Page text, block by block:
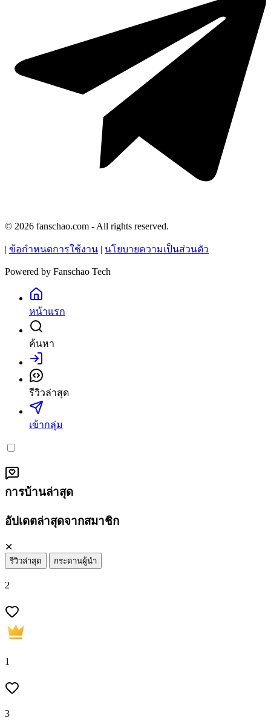
© 2026 fanschao.com - All rights reserved.
ข้อกำหนดการใช้งาน นโยบายความเป็นส่วนตัว
Powered by Fanschao Tech
หน้าแรก
ค้นหา
เข้าสู่ระบบ
รีวิวล่าสุด
เข้ากลุ่ม
การบ้านล่าสุด
อัปเดตล่าสุดจากสมาชิก
✕
รีวิวล่าสุด กระดานผู้นำ
2
1
3